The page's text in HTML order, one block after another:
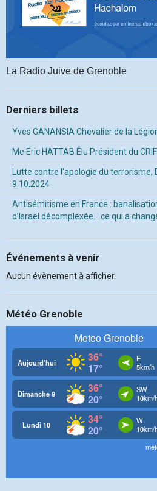
La Radio Juive de Grenoble
Derniers billets
Yves GANANSIA Chevalier de la
Me Eric HATTAB Élu Président du
Lutte contre l'apologie du terrorisme,
9.10.2024
Antisémitisme en France :
d’Israël décomplexée… ce qui a
Événements à venir
Aucun évènement à afficher.
Météo Grenoble